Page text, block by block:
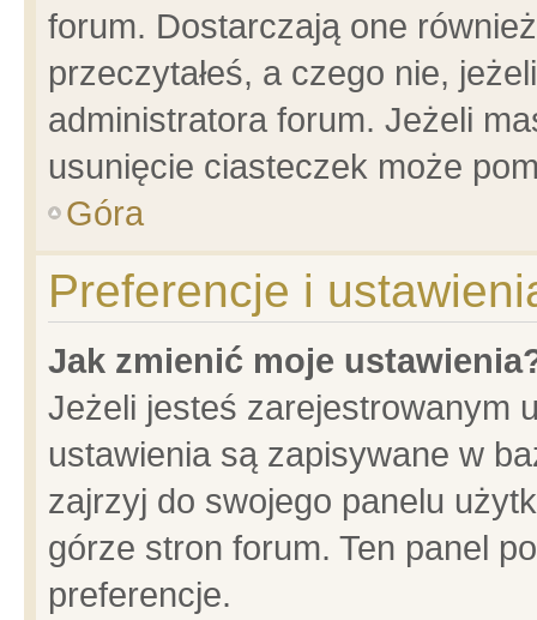
forum. Dostarczają one
przeczytałeś, a czego nie,
administratora forum. Jeżeli
usunięcie ciasteczek może
Góra
Preferencje i
Jak zmienić moje
Jeżeli jesteś zarejestrowanym
ustawienia są zapisywane w
zajrzyj do swojego panelu
górze stron forum. Ten panel
preferencje.